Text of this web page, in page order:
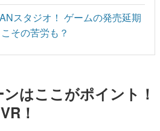
スタジオ！ ゲームの発売延期
その苦労も？
はここがポイント！
！